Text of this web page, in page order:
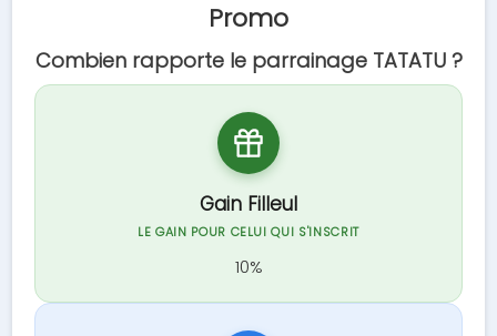
Promo
Combien rapporte le parrainage TATATU ?
Gain Filleul
LE GAIN POUR CELUI QUI S'INSCRIT
10%